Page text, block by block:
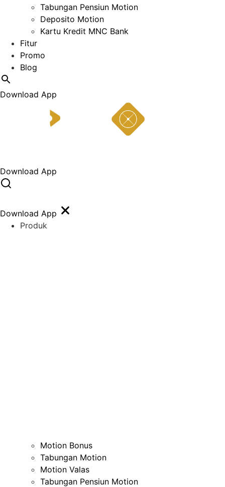
Tabungan Pensiun Motion
Deposito Motion
Kartu Kredit MNC Bank
Fitur
Promo
Blog
Download App
Download App
Download App
Produk
Motion Bonus
Tabungan Motion
Motion Valas
Tabungan Pensiun Motion